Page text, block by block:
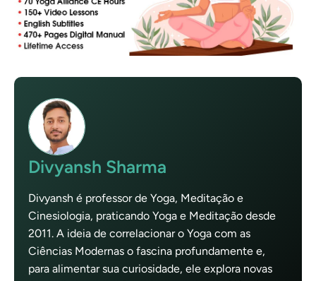
Divyansh Sharma
Divyansh é professor de Yoga, Meditação e
Cinesiologia, praticando Yoga e Meditação desde
2011. A ideia de correlacionar o Yoga com as
Ciências Modernas o fascina profundamente e,
para alimentar sua curiosidade, ele explora novas